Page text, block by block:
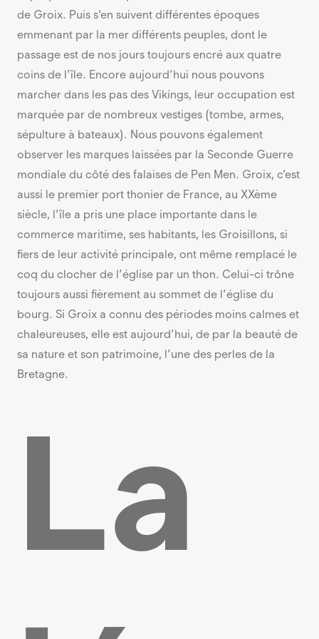
de Groix. Puis s’en suivent différentes époques
emmenant par la mer différents peuples, dont le
passage est de nos jours toujours encré aux quatre
coins de l’île. Encore aujourd’hui nous pouvons
marcher dans les pas des Vikings, leur occupation est
marquée par de nombreux vestiges (tombe, armes,
sépulture à bateaux). Nous pouvons également
observer les marques laissées par la Seconde Guerre
mondiale du côté des falaises de Pen Men. Groix, c’est
aussi le premier port thonier de France, au XXème
siècle, l’île a pris une place importante dans le
commerce maritime, ses habitants, les Groisillons, si
fiers de leur activité principale, ont même remplacé le
coq du clocher de l’église par un thon. Celui-ci trône
toujours aussi fièrement au sommet de l’église du
bourg. Si Groix a connu des périodes moins calmes et
chaleureuses, elle est aujourd’hui, de par la beauté de
sa nature et son patrimoine, l’une des perles de la
Bretagne.
La